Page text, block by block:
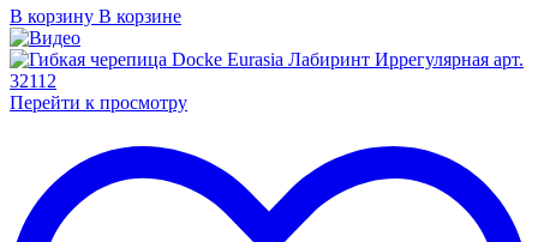
В корзину В корзине
Перейти к просмотру